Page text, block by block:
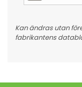
Kan ändras utan
fabrikantens